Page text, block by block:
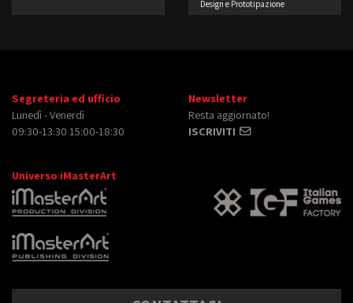
Design e Prototipazione
Segreteria ed ufficio
Lunedì - Venerdì
09:30-13:30 15:00-18:30
Newsletter
Resta aggiornato!
ISCRIVITI
Universo iMasterArt